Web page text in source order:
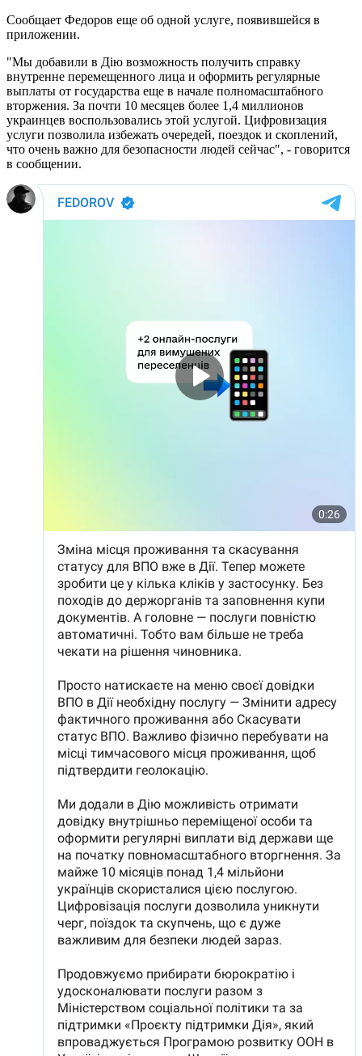
Сообщает Федоров еще об одной услуге, появившейся в
приложении.
"Мы добавили в Дію возможность получить справку
внутренне перемещенного лица и оформить регулярные
выплаты от государства еще в начале полномасштабного
вторжения. За почти 10 месяцев более 1,4 миллионов
украинцев воспользовались этой услугой. Цифровизация
услуги позволила избежать очередей, поездок и скоплений,
что очень важно для безопасности людей сейчас", - говорится
в сообщении.